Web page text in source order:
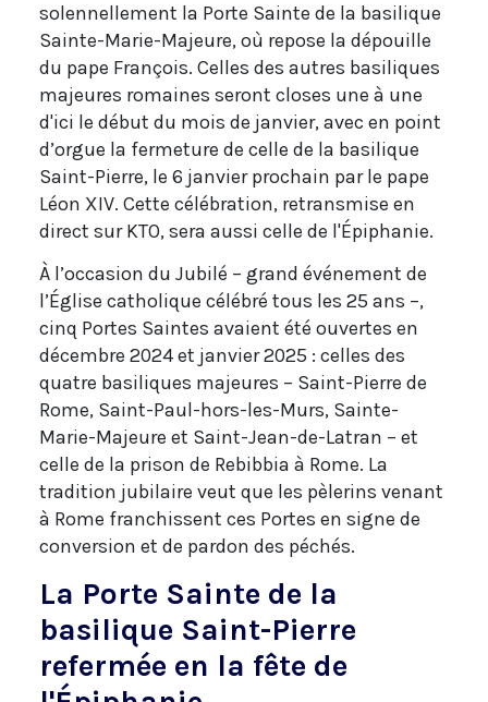
solennellement la Porte Sainte de la basilique
Sainte-Marie-Majeure, où repose la dépouille
du pape François. Celles des autres basiliques
majeures romaines seront closes une à une
d'ici le début du mois de janvier, avec en point
d’orgue la fermeture de celle de la basilique
Saint-Pierre, le 6 janvier prochain par le pape
Léon XIV. Cette célébration, retransmise en
direct sur KTO, sera aussi celle de l'Épiphanie.
À l’occasion du Jubilé – grand événement de
l’Église catholique célébré tous les 25 ans –,
cinq Portes Saintes avaient été ouvertes en
décembre 2024 et janvier 2025 : celles des
quatre basiliques majeures – Saint-Pierre de
Rome, Saint-Paul-hors-les-Murs, Sainte-
Marie-Majeure et Saint-Jean-de-Latran – et
celle de la prison de Rebibbia à Rome. La
tradition jubilaire veut que les pèlerins venant
à Rome franchissent ces Portes en signe de
conversion et de pardon des péchés.
La Porte Sainte de la
basilique Saint-Pierre
refermée en la fête de